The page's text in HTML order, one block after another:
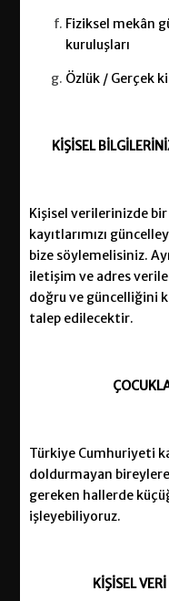
Fiziksel mekân
kuruluşları
Özlük / Gerçek
KİŞİSEL
Kişisel verilerinizde
kayıtlarımızı
bize söylemelisiniz.
iletişim ve adres
doğru ve güncelliğini
talep edilecektir.
Türkiye Cumhuriyeti
doldurmayan
gereken hallerde
işleyebiliyoruz.
KİŞİSELVERİ